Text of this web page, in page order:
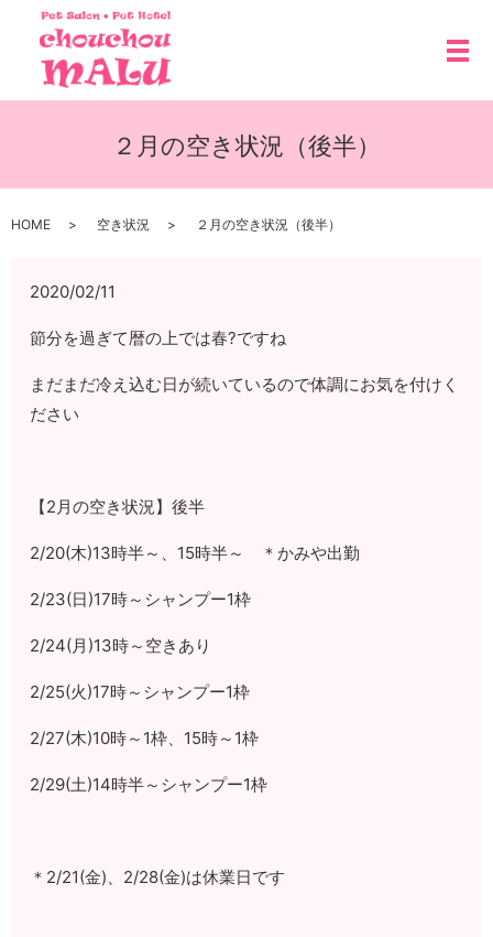
メ
２月の空き状況（後半）
HOME 空き状況 ２月の空き状況（後半）
2020/02/11
節分を過ぎて暦の上では春?ですね
まだまだ冷え込む日が続いているので体調にお気を付けく
ださい
【2月の空き状況】後半
2/20(木)13時半～、15時半～ ＊かみや出勤
2/23(日)17時～シャンプー1枠
2/24(月)13時～空きあり
2/25(火)17時～シャンプー1枠
2/27(木)10時～1枠、15時～1枠
2/29(土)14時半～シャンプー1枠
＊2/21(金)、2/28(金)は休業日です